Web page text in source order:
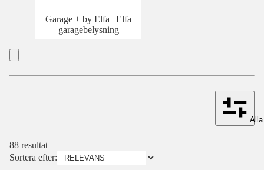
Garage + by Elfa | Elfa
garagebelysning
88 resultat
Sortera efter: